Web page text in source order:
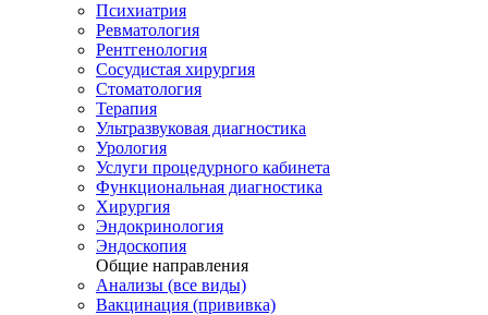
Психиатрия
Ревматология
Рентгенология
Сосудистая хирургия
Стоматология
Терапия
Ультразвуковая диагностика
Урология
Услуги процедурного кабинета
Функциональная диагностика
Хирургия
Эндокринология
Эндоскопия
Общие направления
Анализы (все виды)
Вакцинация (прививка)